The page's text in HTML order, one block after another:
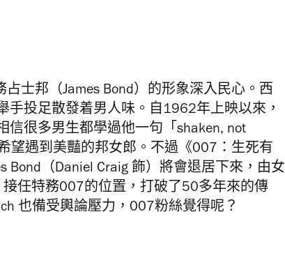
士邦（James Bond）的形象深入民心。西
手投足散發着男人味。自1962年上映以來，
信很多男生都學過他一句「shaken, not
望遇到美豔的邦女郎。不過《007：生死有
Bond（Daniel Craig 飾）將會退居下來，由女
接任特務007的位置，打破了50多年來的傳
也備受輿論壓力，007粉絲覺得呢？